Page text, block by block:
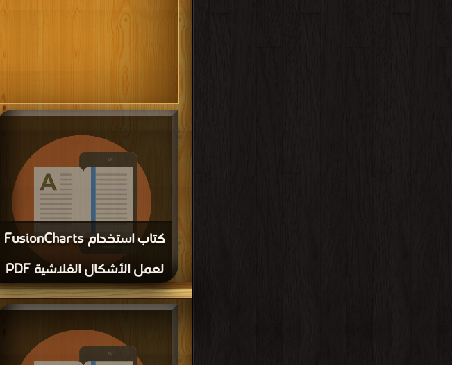
كتاب استخدام FusionCharts
لعمل الأشكال الفلاشية PDF
قراءة و تحميل كتاب كتاب استخدام FusionCharts لعمل
الأشكال الفلاشية PDF مجانا | مكتبة >
كتب في| التحميل :